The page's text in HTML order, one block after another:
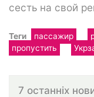
сесть на свой
Теги пассажир
пропустить
7 останніх